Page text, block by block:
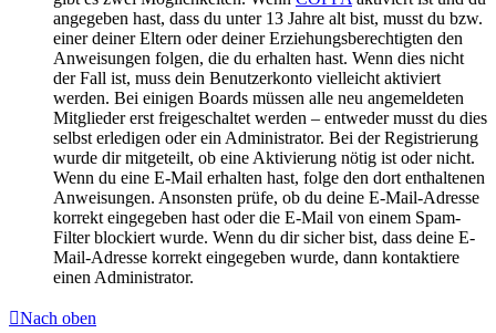
angegeben hast, dass du unter 13 Jahre alt bist, musst du bzw.
einer deiner Eltern oder deiner Erziehungsberechtigten den
Anweisungen folgen, die du erhalten hast. Wenn dies nicht
der Fall ist, muss dein Benutzerkonto vielleicht aktiviert
werden. Bei einigen Boards müssen alle neu angemeldeten
Mitglieder erst freigeschaltet werden – entweder musst du dies
selbst erledigen oder ein Administrator. Bei der Registrierung
wurde dir mitgeteilt, ob eine Aktivierung nötig ist oder nicht.
Wenn du eine E-Mail erhalten hast, folge den dort enthaltenen
Anweisungen. Ansonsten prüfe, ob du deine E-Mail-Adresse
korrekt eingegeben hast oder die E-Mail von einem Spam-
Filter blockiert wurde. Wenn du dir sicher bist, dass deine E-
Mail-Adresse korrekt eingegeben wurde, dann kontaktiere
einen Administrator.
Nach oben